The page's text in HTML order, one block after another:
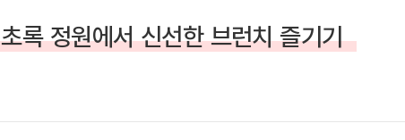
초록 정원에서 신선한 브런치 즐기기